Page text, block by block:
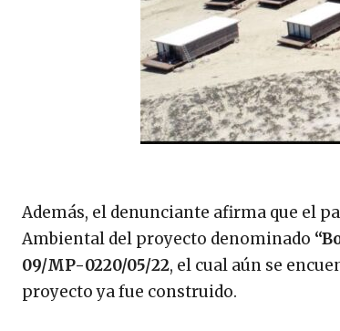
Además, el denunciante afirma que el
Ambiental del proyecto denominado
09/MP-0220/05/22, el cual aún se
proyecto ya fue construido.